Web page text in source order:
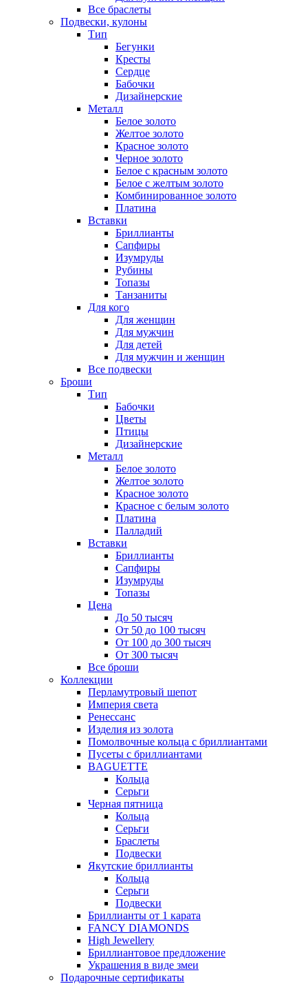
Все браслеты
Подвески, кулоны
Тип
Бегунки
Кресты
Сердце
Бабочки
Дизайнерские
Металл
Белое золото
Желтое золото
Красное золото
Черное золото
Белое с красным золото
Белое с желтым золото
Комбинированное золото
Платина
Вставки
Бриллианты
Сапфиры
Изумруды
Рубины
Топазы
Танзаниты
Для кого
Для женщин
Для мужчин
Для детей
Для мужчин и женщин
Все подвески
Броши
Тип
Бабочки
Цветы
Птицы
Дизайнерские
Металл
Белое золото
Желтое золото
Красное золото
Красное с белым золото
Платина
Палладий
Вставки
Бриллианты
Сапфиры
Изумруды
Топазы
Цена
До 50 тысяч
От 50 до 100 тысяч
От 100 до 300 тысяч
От 300 тысяч
Все броши
Коллекции
Перламутровый шепот
Империя света
Ренессанс
Изделия из золота
Помолвочные кольца с бриллиантами
Пусеты с бриллиантами
BAGUETTE
Кольца
Серьги
Черная пятница
Кольца
Серьги
Браслеты
Подвески
Якутские бриллианты
Кольца
Серьги
Подвески
Бриллианты от 1 карата
FANCY DIAMONDS
High Jewellery
Бриллиантовое предложение
Украшения в виде змеи
Подарочные сертификаты